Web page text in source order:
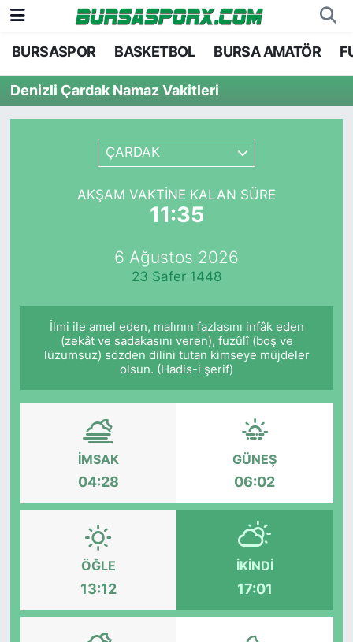
BURSASPOR BASKETBOL BURSA AMATÖR
Denizli Çardak Namaz Vakitleri
ÇARDAK
AKŞAM VAKTINE KALAN SÜRE
11:35
6 Ağustos 2026
23 Safer 1448
İlmi ile amel eden, malının fazlasını infâk eden
(zekât ve sadakasını veren), fuzûlî (boş ve
lüzumsuz) sözden dilini tutan kimseye müjdeler
olsun. (Hadis-i şerif)
İMSAK
04:28
GÜNEŞ
06:02
ÖĞLE
13:12
İKINDI
17:01
Bursaspor
Futbol
Basketbol
Bursa Nöbetçi Eczaneler
Bursa Hava Durumu
Bursa Namaz Vakitleri
TFF 2.Lig Kırmızı Grup Puan Durumu ve Fikstür
Tüm Manşetler
Haber Arşivi